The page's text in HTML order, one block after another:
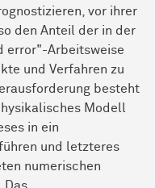
vor ihrer
den Anteil der in der
error"-Arbeitsweise
und Verfahren zu
besteht
Modell
in ein
und letzteres
numerischen